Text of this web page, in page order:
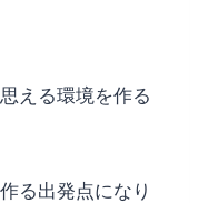
える環境を作る
る出発点になり